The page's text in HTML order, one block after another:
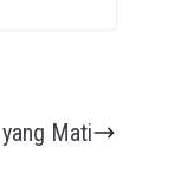
Mati